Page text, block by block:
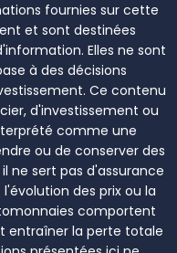
fournies sur cette
et sont destinées
Elles ne sont
à des décisions
Ce contenu
d'investissement ou
comme une
ou de conserver des
ne sert pas d'assurance
des prix ou la
comportent
entraîner la perte totale